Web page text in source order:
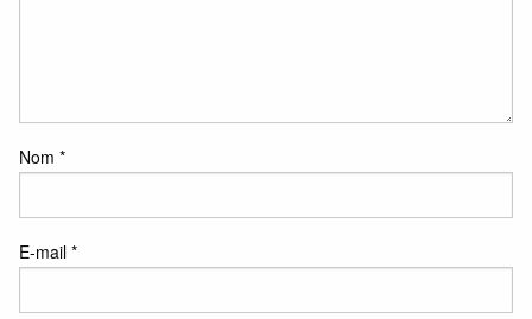
Nom *
E-mail *